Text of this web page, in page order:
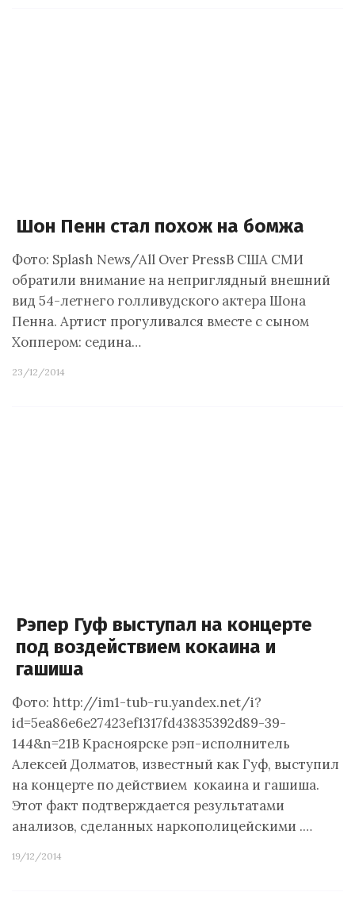
Шон Пенн стал похож на бомжа
Фото: Splash News/All Over PressВ США СМИ
обратили внимание на неприглядный внешний
вид 54-летнего голливудского актера Шона
Пенна. Артист прогуливался вместе с сыном
Хоппером: седина…
23/12/2014
Рэпер Гуф выступал на концерте
под воздействием кокаина и
гашиша
Фото: http://im1-tub-ru.yandex.net/i?
id=5ea86e6e27423ef1317fd43835392d89-39-
144&n=21В Красноярске рэп-исполнитель
Алексей Долматов, известный как Гуф, выступил
на концерте по действием кокаина и гашиша.
Этот факт подтверждается результатами
анализов, сделанных наркополицейскими .…
19/12/2014